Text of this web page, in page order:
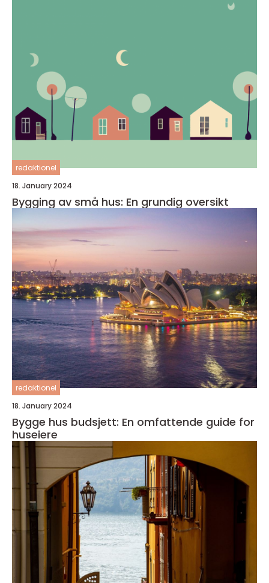
redaktionel
18. January 2024
Bygging av små hus: En grundig oversikt
redaktionel
18. January 2024
Bygge hus budsjett: En omfattende guide for
huseiere